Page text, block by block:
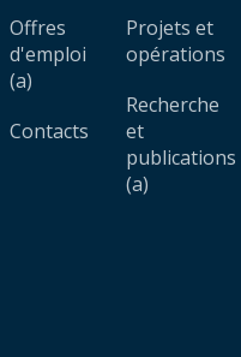
Offres
d'emploi
(a)
Contacts
Projets et
opérations
Recherche
et
publications
(a)